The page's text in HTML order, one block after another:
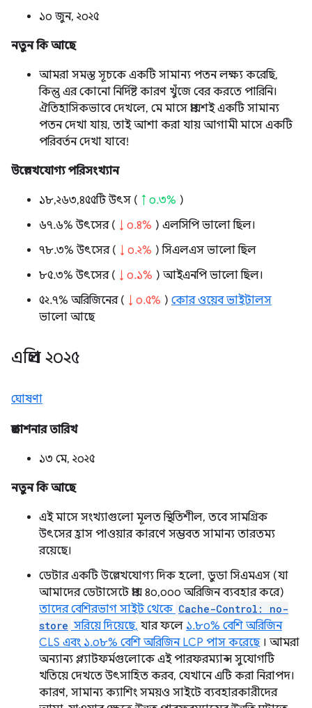
১০ জুন, ২০২৫
নতুন কি আছে
আমরা সমস্ত সূচকে একটি সামান্য পতন লক্ষ্য করেছি,
কিন্তু এর কোনো নির্দিষ্ট কারণ খুঁজে বের করতে পারিনি।
ঐতিহাসিকভাবে দেখলে, মে মাসে প্রায়শই একটি সামান্য
পতন দেখা যায়, তাই আশা করা যায় আগামী মাসে একটি
পরিবর্তন দেখা যাবে!
উল্লেখযোগ্য পরিসংখ্যান
১৮,২৬৩,৪৫৫টি উৎস ( ↑ ০.৩% )
৬৭.৬% উৎসের ( ↓ ০.৪% ) এলসিপি ভালো ছিল।
৭৮.৩% উৎসের ( ↓ ০.২% ) সিএলএস ভালো ছিল
৮৫.৩% উৎসের ( ↓ ০.১% ) আইএনপি ভালো ছিল।
৫২.৭% অরিজিনের ( ↓ ০.৫% ) কোর ওয়েব ভাইটালস
ভালো আছে
এপ্রিল ২০২৫
ঘোষণা
প্রকাশনার তারিখ
১৩ মে, ২০২৫
নতুন কি আছে
এই মাসে সংখ্যাগুলো মূলত স্থিতিশীল, তবে সামগ্রিক
উৎসের হ্রাস পাওয়ার কারণে সম্ভবত সামান্য তারতম্য
রয়েছে।
ডেটার একটি উল্লেখযোগ্য দিক হলো, ডুডা সিএমএস (যা
আমাদের ডেটাসেটে প্রায় ৪০,০০০ অরিজিন ব্যবহার করে)
তাদের বেশিরভাগ সাইট থেকে Cache-Control: no-
store সরিয়ে দিয়েছে, যার ফলে ১.৮০% বেশি অরিজিন
CLS এবং ১.০৮% বেশি অরিজিন LCP পাস করেছে। আমরা
অন্যান্য প্ল্যাটফর্মগুলোকে এই পারফরম্যান্স সুযোগটি
খতিয়ে দেখতে উৎসাহিত করব, যেখানে এটি করা নিরাপদ।
কারণ, সামান্য ক্যাশিং সময়ও সাইটে ব্যবহারকারীদের